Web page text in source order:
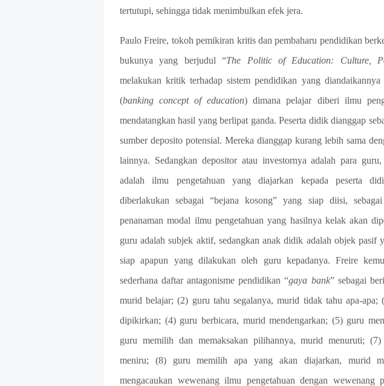
tertutupi, sehingga tidak menimbulkan efek jera.
Paulo Freire, tokoh pemikiran kritis dan pembaharu pendidikan
bukunya yang berjudul “The Politic of Education: Culture,
melakukan kritik terhadap sistem pendidikan yang diandaikannya
(banking concept of education) dimana pelajar diberi ilmu
mendatangkan hasil yang berlipat ganda. Peserta didik dianggap
sumber deposito potensial. Mereka dianggap kurang lebih sama
lainnya. Sedangkan depositor atau investornya adalah para guru,
adalah ilmu pengetahuan yang diajarkan kepada peserta
diberlakukan sebagai “bejana kosong” yang siap diisi,
penanaman modal ilmu pengetahuan yang hasilnya kelak akan
guru adalah subjek aktif, sedangkan anak didik adalah objek pasif
siap apapun yang dilakukan oleh guru kepadanya. Freire
sederhana daftar antagonisme pendidikan “gaya bank” sebagai
murid belajar; (2) guru tahu segalanya, murid tidak tahu apa-
dipikirkan; (4) guru berbicara, murid mendengarkan; (5) guru
guru memilih dan memaksakan pilihannya, murid menuruti;
meniru; (8) guru memilih apa yang akan diajarkan, murid
mengacaukan wewenang ilmu pengetahuan dengan wewenang